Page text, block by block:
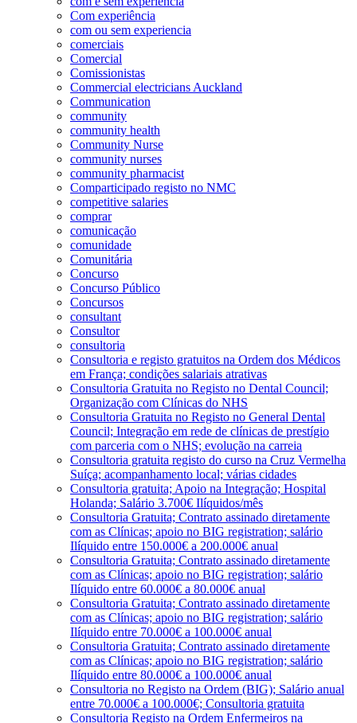
Com experiência
com ou sem experiencia
comerciais
Comercial
Comissionistas
Commercial electricians Auckland
Communication
community
community health
Community Nurse
community nurses
community pharmacist
Comparticipado registo no NMC
competitive salaries
comprar
comunicação
comunidade
Comunitária
Concurso
Concurso Público
Concursos
consultant
Consultor
consultoria
Consultoria e registo gratuitos na Ordem dos Médicos
em França; condições salariais atrativas
Consultoria Gratuita no Registo no Dental Council;
Organização com Clínicas do NHS
Consultoria Gratuita no Registo no General Dental
Council; Integração em rede de clínicas de prestígio
com parceria com o NHS; evolução na carreia
Consultoria gratuita registo do curso na Cruz Vermelha
Suíça; acompanhamento local; várias cidades
Consultoria gratuita; Apoio na Integração; Hospital
Holanda; Salário 3.700€ Ilíquidos/mês
Consultoria Gratuita; Contrato assinado diretamente
com as Clínicas; apoio no BIG registration; salário
Ilíquido entre 150.000€ a 200.000€ anual
Consultoria Gratuita; Contrato assinado diretamente
com as Clínicas; apoio no BIG registration; salário
Ilíquido entre 60.000€ a 80.000€ anual
Consultoria Gratuita; Contrato assinado diretamente
com as Clínicas; apoio no BIG registration; salário
Ilíquido entre 70.000€ a 100.000€ anual
Consultoria Gratuita; Contrato assinado diretamente
com as Clínicas; apoio no BIG registration; salário
Ilíquido entre 80.000€ a 100.000€ anual
Consultoria no Registo na Ordem (BIG); Salário anual
entre 70.000€ a 100.000€; Consultoria gratuita
Consultoria Registo na Ordem Enfermeiros na